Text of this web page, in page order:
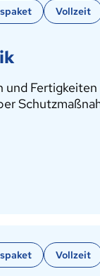
Vollzeit
Vollzeit